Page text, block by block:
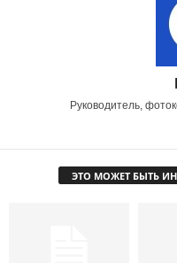
Руководитель,
ЭТО МОЖЕТ БЫТЬ